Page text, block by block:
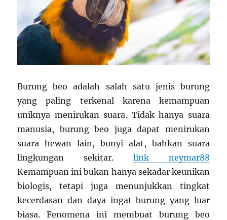
Burung beo adalah salah satu jenis burung
yang paling terkenal karena kemampuan
uniknya menirukan suara. Tidak hanya suara
manusia, burung beo juga dapat menirukan
suara hewan lain, bunyi alat, bahkan suara
lingkungan sekitar. link neymar88
Kemampuan ini bukan hanya sekadar keunikan
biologis, tetapi juga menunjukkan tingkat
kecerdasan dan daya ingat burung yang luar
biasa. Fenomena ini membuat burung beo